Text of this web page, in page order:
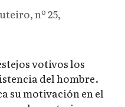
nº 25,
votivos los
del hombre.
su motivación en el